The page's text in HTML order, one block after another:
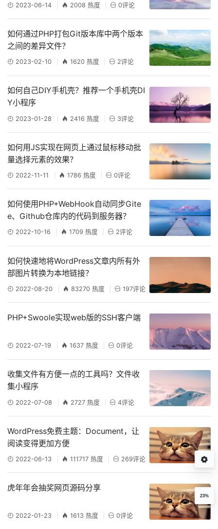
2023-06-14 2008 热度 0评论
如何通过PHP打包Git版本库中两个版本
之间的差异文件？
2023-02-10 1620 热度 2评论
如何自己DIY手机壳？推荐一个手机壳DI
Y小程序
2023-01-28 2416 热度 3评论
如何用JS实现在网页上通过鼠标移动批
量选择元素的效果？
2022-11-11 1786 热度 0评论
如何使用PHP+WebHook自动同步Gite
e、Github仓库内的代码到服务器？
2022-10-16 1709 热度 2评论
如何快速地将WordPress文章内所有外
部图片转换为本地链接？
2022-08-20 83270 热度 197评论
PHP+Swoole实现web版的SSH客户端
2022-07-19 1637 热度 0评论
收集文件有方便一点的工具吗？文件收
集小程序
2022-07-08 2727 热度 4评论
WordPress免费主题：Document，让
阅读变得更加方便
2022-06-13 111717 热度 269评论
虎年年会抽奖网页源码分享
2022-01-23 1613 热度 0评论
23%